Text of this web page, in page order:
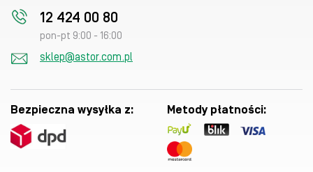
12 424 00 80
pon-pt 9:00 - 16:00
sklep@astor.com.pl
Bezpieczna wysyłka z: Metody płatności: